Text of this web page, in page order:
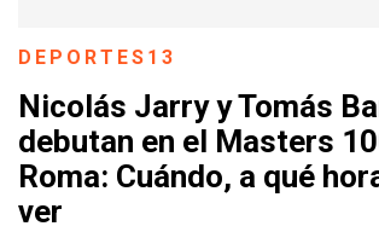
DEPORTES13
Nicolás Jarry y Tomás
debutan en el Masters
Roma: Cuándo, a qué
ver